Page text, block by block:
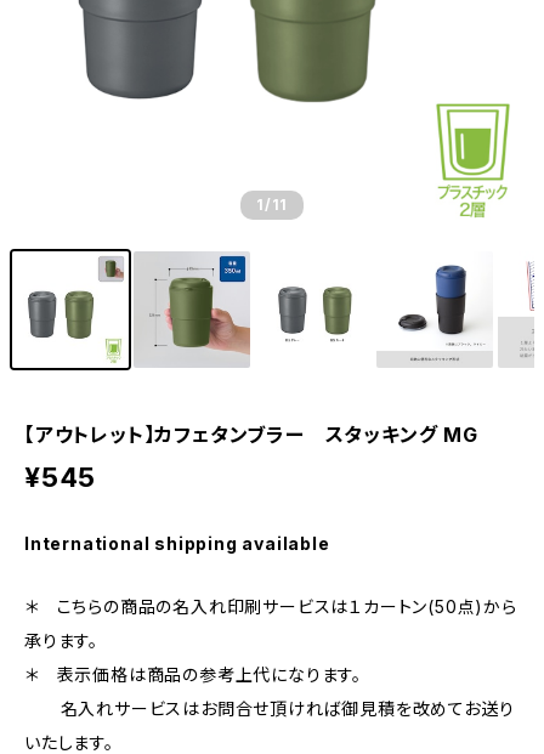
1 /11
【アウトレット】カフェタンブラー スタッキング MG
¥545
International shipping available
＊ こちらの商品の名入れ印刷サービスは１カートン(50点)から
承ります。
＊ 表示価格は商品の参考上代になります。
名入れサービスはお問合せ頂ければ御見積を改めてお送り
いたします。